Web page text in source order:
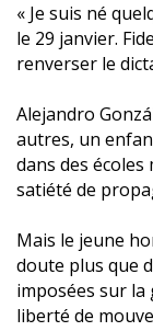
« Je suis né
le 29 janvier.
renverser le
Alejandro
autres, un
dans des
satiété de
Mais le jeune
doute plus que
imposées sur la
liberté de